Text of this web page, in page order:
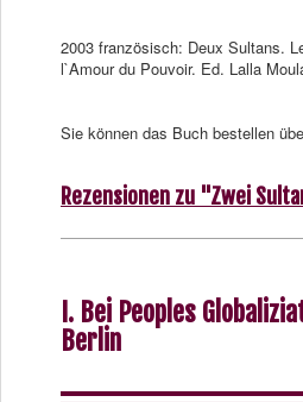
2003 französisch: Deux Sultans.
l`Amour du Pouvoir. Ed. Lalla
Sie können das Buch bestellen
Rezensionen zu "Zwei
I. Bei Peoples
Berlin